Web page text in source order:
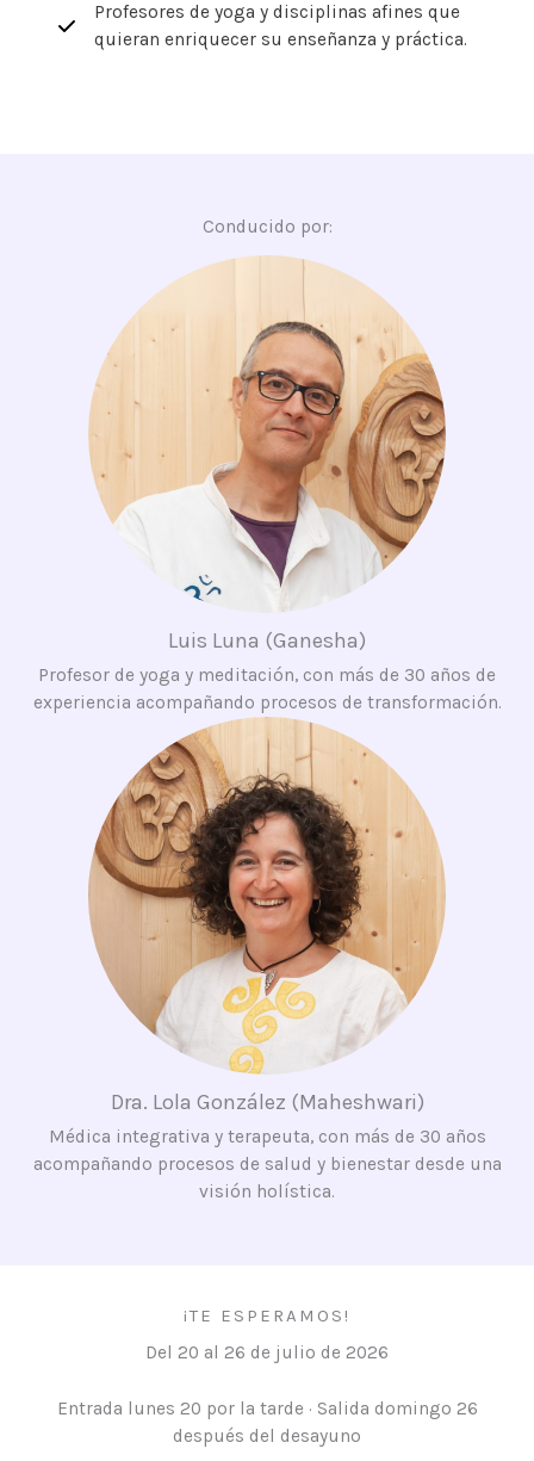
Profesores de yoga y disciplinas afines que
quieran enriquecer su enseñanza y práctica.
Conducido por:
Luis Luna (Ganesha)
Profesor de yoga y meditación, con más de 30 años de
experiencia acompañando procesos de transformación.
Dra. Lola González (Maheshwari)
Médica integrativa y terapeuta, con más de 30 años
acompañando procesos de salud y bienestar desde una
visión holística.
¡TE ESPERAMOS!
Del 20 al 26 de julio de 2026
Entrada lunes 20 por la tarde · Salida domingo 26
después del desayuno